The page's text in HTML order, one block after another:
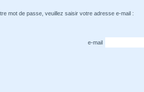
mot de passe, veuillez saisir votre adresse e-mail :
e-mail